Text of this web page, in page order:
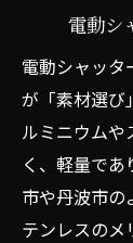
電動シ
電動シャッタ
が「素材選び
ルミニウムや
く、軽量で
市や丹波市の
テンレスのメ